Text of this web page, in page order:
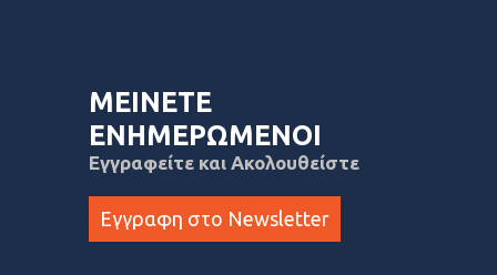
ΜΕΙΝΕΤΕ
ΕΝΗΜΕΡΩΜΕΝΟΙ
Εγγραφείτε και Ακολουθείστε
Εγγραφη στο Newsletter